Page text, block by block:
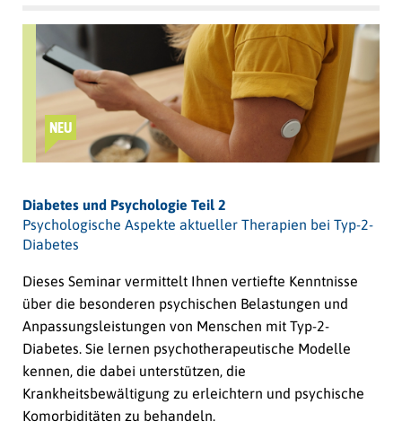
NEU
Diabetes und Psychologie Teil 2
Psychologische Aspekte aktueller Therapien bei Typ-2-
Diabetes
Dieses Seminar vermittelt Ihnen vertiefte Kenntnisse
über die besonderen psychischen Belastungen und
Anpassungsleistungen von Menschen mit Typ-2-
Diabetes. Sie lernen psychotherapeutische Modelle
kennen, die dabei unterstützen, die
Krankheitsbewältigung zu erleichtern und psychische
Komorbiditäten zu behandeln.